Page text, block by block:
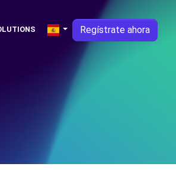
Regístrate ahora